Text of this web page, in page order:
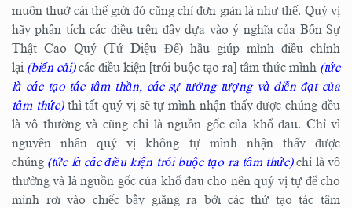
muôn thuở cái thế giới đó cũng chỉ đơn giản là như thế. Quý vị
hãy phân tích các điều trên đây dựa vào ý nghĩa của Bốn Sự
Thật Cao Quý (Tứ Diệu Đế) hầu giúp mình điều chỉnh
lại (biến cải)các điều kiện [trói buộc tạo ra] tâm thức mình (tức
là các tạo tác tâm thần, các sự tưởng tượng và diễn đạt của
tâm thức)thì tất quý vị sẽ tự mình nhận thấy được chúng đều
là vô thường và cũng chỉ là nguồn gốc của khổ đau. Chỉ vì
nguyên nhân quý vị không tự mình nhận thấy được
chúng (tức là các điều kiện trói buộc tạo ra tâm thức)chỉ là vô
thường và là nguồn gốc của khổ đau cho nên quý vị tự để cho
mình rơi vào chiếc bẫy giăng ra bởi các thứ tạo tác tâm